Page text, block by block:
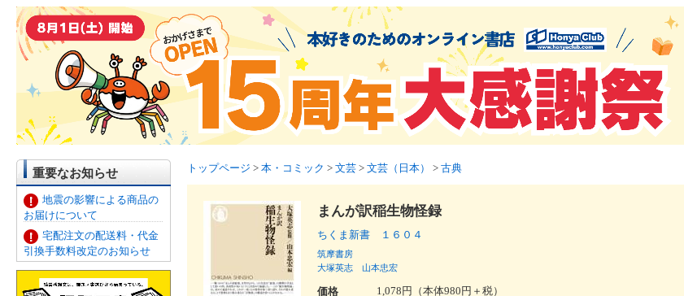
重要なお知らせ
地震の影響による商品の
お届けについて
宅配注文の配送料・代金
引換手数料改定のお知らせ
トップページ > 本・コミック > 文芸 > 文芸（日本） > 古典
まんが訳稲生物怪録
ちくま新書 １６０４
筑摩書房
大塚英志
山本忠宏
価格
1,078円（本体980円＋税）